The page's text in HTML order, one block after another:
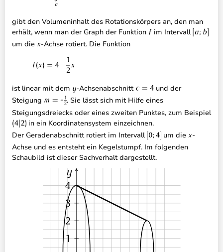
gibt den Volumeninhalt des Rotationskörpers an, den man
erhält, wenn man der Graph der Funktion
im Intervall
um die
-Achse rotiert. Die Funktion
ist linear mit dem -Achsenabschnitt
und der
Steigung
. Sie lässt sich mit Hilfe eines
Steigungsdreiecks oder eines zweiten Punktes, zum Beispiel
in ein Koordinatensystem einzeichnen.
Der Geradenabschnitt rotiert im Intervall
um die
-
Achse und es entsteht ein Kegelstumpf. Im folgenden
Schaubild ist dieser Sachverhalt dargestellt.